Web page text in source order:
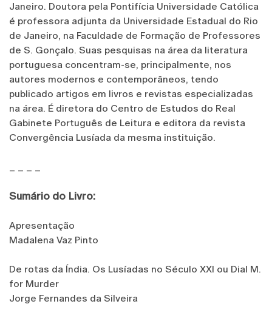
Janeiro. Doutora pela Pontifícia Universidade Católica
é professora adjunta da Universidade Estadual do Rio
de Janeiro, na Faculdade de Formação de Professores
de S. Gonçalo. Suas pesquisas na área da literatura
portuguesa concentram-se, principalmente, nos
autores modernos e contemporâneos, tendo
publicado artigos em livros e revistas especializadas
na área. É diretora do Centro de Estudos do Real
Gabinete Português de Leitura e editora da revista
Convergência Lusíada da mesma instituição.
Sumário do Livro:
Apresentação
Madalena Vaz Pinto
De rotas da Índia. Os Lusíadas no Século XXI ou Dial M.
for Murder
Jorge Fernandes da Silveira